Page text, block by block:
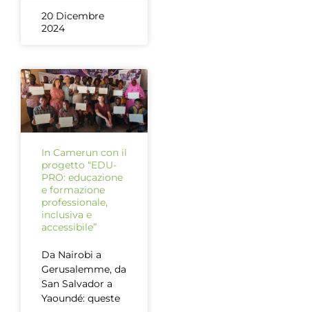
20 Dicembre
2024
In Camerun con il
progetto “EDU-
PRO: educazione
e formazione
professionale,
inclusiva e
accessibile”
Da Nairobi a
Gerusalemme, da
San Salvador a
Yaoundé: queste